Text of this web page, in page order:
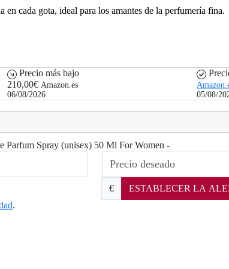
en cada gota, ideal para los amantes de la perfumería fina.
Precio más bajo
210,00€ Amazon.es
06/08/2026
05/08/
Parfum Spray (unisex) 50 Ml For Women -
€
ESTABLECER LA
.